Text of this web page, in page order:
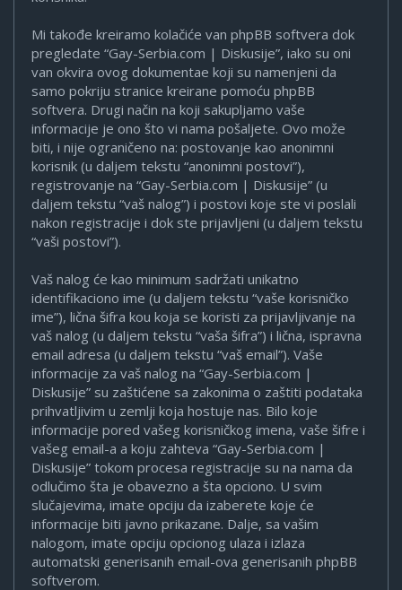
Mi takođe kreiramo kolačiće van phpBB softvera dok
pregledate “Gay-Serbia.com | Diskusije”, iako su oni
van okvira ovog dokumentae koji su namenjeni da
samo pokriju stranice kreirane pomoću phpBB
softvera. Drugi način na koji sakupljamo vaše
informacije je ono što vi nama pošaljete. Ovo može
biti, i nije ograničeno na: postovanje kao anonimni
korisnik (u daljem tekstu “anonimni postovi”),
registrovanje na “Gay-Serbia.com | Diskusije” (u
daljem tekstu “vaš nalog”) i postovi koje ste vi poslali
nakon registracije i dok ste prijavljeni (u daljem tekstu
“vaši postovi”).
Vaš nalog će kao minimum sadržati unikatno
identifikaciono ime (u daljem tekstu “vaše korisničko
ime”), lična šifra kou koja se koristi za prijavljivanje na
vaš nalog (u daljem tekstu “vaša šifra”) i lična, ispravna
email adresa (u daljem tekstu “vaš email”). Vaše
informacije za vaš nalog na “Gay-Serbia.com |
Diskusije” su zaštićene sa zakonima o zaštiti podataka
prihvatljivim u zemlji koja hostuje nas. Bilo koje
informacije pored vašeg korisničkog imena, vaše šifre i
vašeg email-a a koju zahteva “Gay-Serbia.com |
Diskusije” tokom procesa registracije su na nama da
odlučimo šta je obavezno a šta opciono. U svim
slučajevima, imate opciju da izaberete koje će
informacije biti javno prikazane. Dalje, sa vašim
nalogom, imate opciju opcionog ulaza i izlaza
automatski generisanih email-ova generisanih phpBB
softverom.